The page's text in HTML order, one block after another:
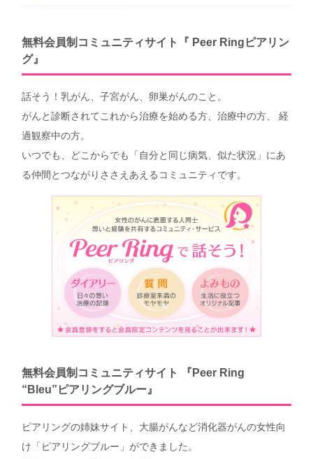
無料会員制コミュニティサイト『 Peer Ringピアリン
グ』
話そう！乳がん、子宮がん、卵巣がんのこと。
がんと診断されてこれから治療を始める方、治療中の方、 経
過観察中の方。
いつでも、どこからでも「自分と同じ病気、似た状況」にあ
る仲間とつながりささえあえるコミュニティです。
無料会員制コミュニティサイト 『Peer Ring
“Bleu”ピアリングブルー』
ピアリングの姉妹サイト、大腸がんなど消化器がんの女性向
け「ピアリングブルー」ができました。